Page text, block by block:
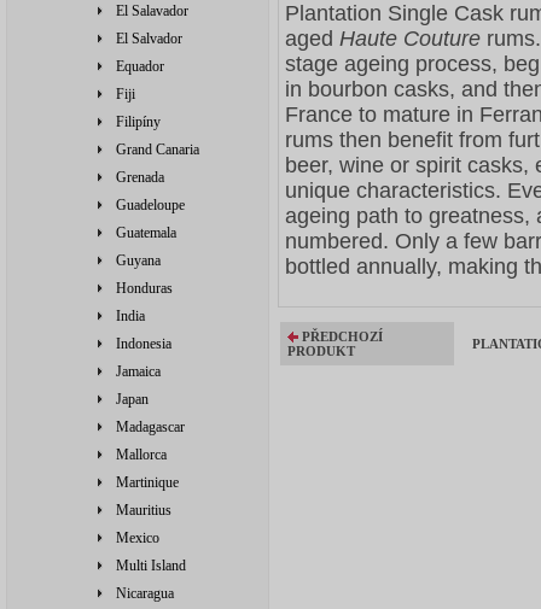
El Salavador
El Salvador
Equador
Fiji
Filipíny
Grand Canaria
Grenada
Guadeloupe
Guatemala
Guyana
Honduras
India
Indonesia
Jamaica
Japan
Madagascar
Mallorca
Martinique
Mauritius
Mexico
Multi Island
Nicaragua
Plantation Single Cask
aged Haute Couture
stage ageing process,
in bourbon casks, and
France to mature in
rums then benefit from
beer, wine or spirit casks,
unique characteristics.
ageing path to greatness,
numbered. Only a few
bottled annually, making
PŘEDCHOZÍ
PRODUKT